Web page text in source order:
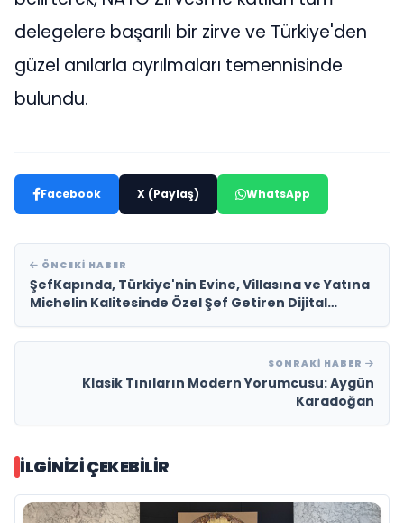
delegelere başarılı bir zirve ve Türkiye'den
güzel anılarla ayrılmaları temennisinde
bulundu.
Facebook X (Paylaş) WhatsApp
ÖNCEKI HABER
ŞefKapında, Türkiye'nin Evine, Villasına ve Yatına
Michelin Kalitesinde Özel Şef Getiren Dijital
SONRAKI HABER
Klasik Tınıların Modern Yorumcusu: Aygün
Karadoğan
İLGINIZI ÇEKEBILIR